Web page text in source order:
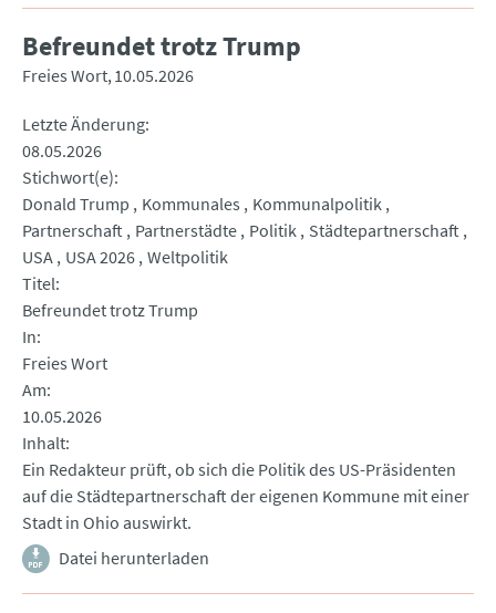
Befreundet trotz Trump
Freies Wort 10.05.2026
Letzte Änderung
08.05.2026
Stichwort(e)
Donald Trump
Kommunales
Kommunalpolitik
Partnerschaft Partnerstädte Politik Städtepartnerschaft
USA USA 2026 Weltpolitik
Titel
Befreundet trotz Trump
In
Freies Wort
Am
10.05.2026
Inhalt
Ein Redakteur prüft, ob sich die Politik des US-Präsidenten
auf die Städtepartnerschaft der eigenen Kommune mit einer
Stadt in Ohio auswirkt.
Datei herunterladen